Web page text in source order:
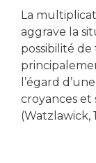
La
aggrave la
possibilité
l’égard
croyances et
(Watzlawick,